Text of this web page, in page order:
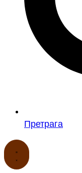
Претрага